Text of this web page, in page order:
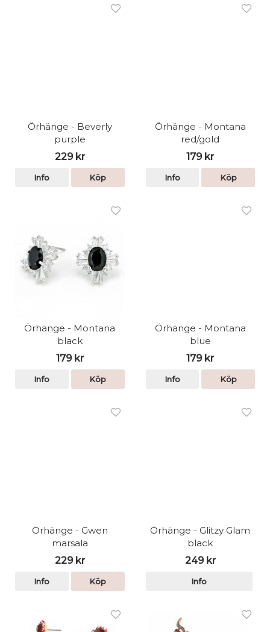
Örhänge - Beverly
purple
229 kr
Info Köp
Örhänge - Montana
red/gold
179 kr
Info Köp
Örhänge - Montana
black
179 kr
Info Köp
Örhänge - Montana
blue
179 kr
Info Köp
Örhänge - Gwen
marsala
229 kr
Info Köp
Örhänge - Glitzy Glam
black
249 kr
Info